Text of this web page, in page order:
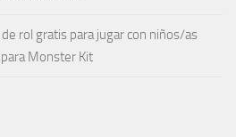
rol gratis para jugar con niños/as
Monster Kit